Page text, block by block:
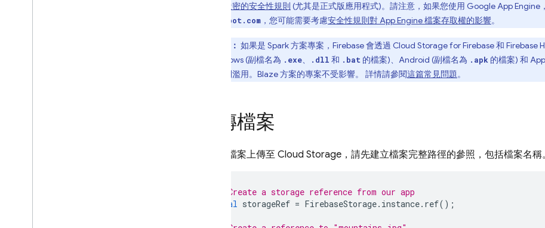
並設定嚴密的安全性規則 (尤其是正式版應用程式)。請注意，如果您使用 GoogleApp Engine
*.appspot.com ，您可能需要考慮安全性規則對App Engine檔案存取權的影響。
注意： 如果是 Spark 方案專案，Firebase 會透過 Cloud Storage for Firebase和 Firebase
括 Windows (副檔名為 .exe、 .dll 和 .bat 的檔案)、Android (副檔名為 .apk 的檔案) 和
平台遭到濫用。Blaze 方案的專案不受影響。 詳情請參閱這篇常見問題。
上傳檔案
如要將檔案上傳至 Cloud Storage，請先建立檔案完整路徑的參照，包括檔案名稱。
// Create a storage reference from our app
final storageRef = FirebaseStorage. instance. ref();